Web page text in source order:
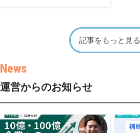
記事をもっと見る
運営からのお知らせ